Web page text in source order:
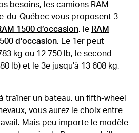
besoins, les camions RAM
du-Québec vous proposent 3
1500 d’occasion, le RAM
d’occasion. Le 1er peut
kg ou 12 750 lb, le second
lb) et le 3e jusqu’à 13 608 kg,
traîner un bateau, un fifth-wheel
vous aurez le choix entre
Mais peu importe le modèle